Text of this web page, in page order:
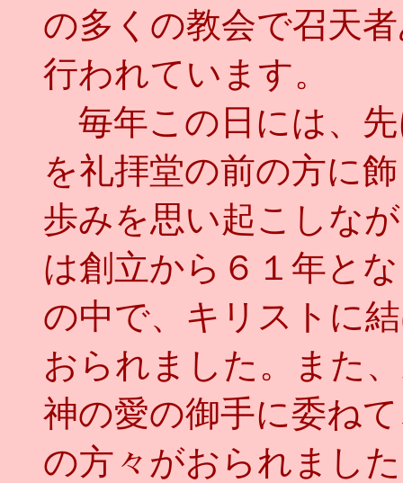
の多くの教会で召天
行われています。
毎年この日には、
を礼拝堂の前の方に
歩みを思い起こしな
は創立から６１年と
の中で、キリストに
おられました。また
神の愛の御手に委ね
の方々がおられまし